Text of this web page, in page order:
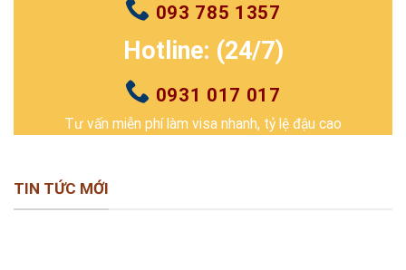
093 785 1357
Hotline: (24/7)
0931 017 017
Tư vấn miễn phí làm visa nhanh, tỷ lệ đậu cao
TIN TỨC MỚI